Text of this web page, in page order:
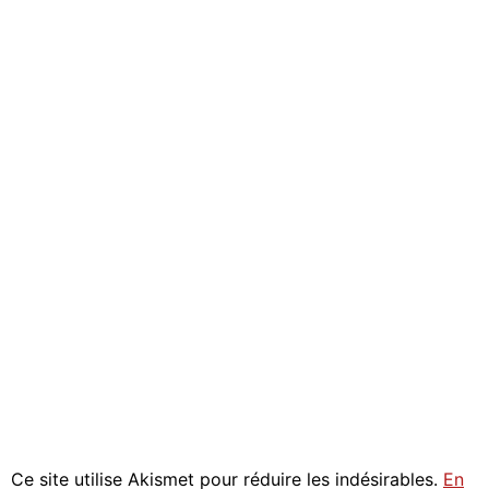
Ce site utilise Akismet pour réduire les indésirables. En